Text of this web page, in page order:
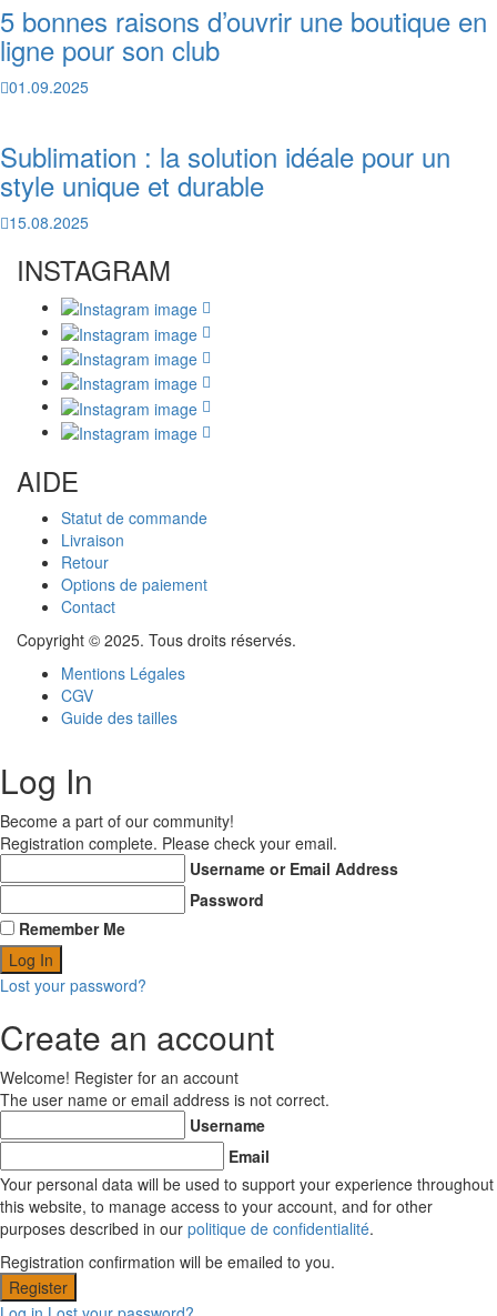
5 bonnes raisons d’ouvrir une boutique en
ligne pour son club
01.09.2025
Sublimation : la solution idéale pour un
style unique et durable
15.08.2025
INSTAGRAM
AIDE
Statut de commande
Livraison
Retour
Options de paiement
Contact
Copyright © 2025. Tous droits réservés.
Mentions Légales
CGV
Guide des tailles
Log In
Become a part of our community!
Registration complete. Please check your email.
Username or Email Address
Password
Remember Me
Lost your password?
Create an account
Welcome! Register for an account
The user name or email address is not correct.
Username
Email
Your personal data will be used to support your experience throughout
this website, to manage access to your account, and for other
purposes described in our politique de confidentialité.
Registration confirmation will be emailed to you.